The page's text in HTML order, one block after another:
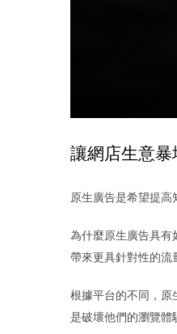
讓網店生意
原生廣告是希望提高
為什麼原生廣告具有
帶來更具針對性的流
根據平台的不同，原
是破壞他們的瀏覽體